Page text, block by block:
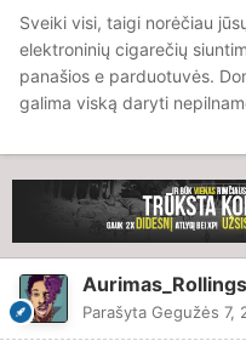
Sveiki visi, taigi norėčiau
elektroninių cigarečių
panašios e parduotuvės.
galima viską daryti
Parašyta Gegužės 7,